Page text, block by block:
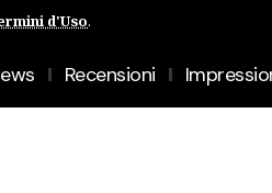
d'Uso.
Recensioni